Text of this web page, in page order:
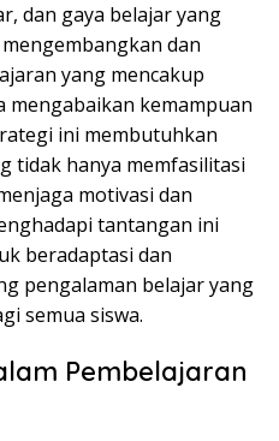
dan gaya belajar yang
dan
yang mencakup
mengabaikan kemampuan
ini membutuhkan
tidak hanya memfasilitasi
motivasi dan
tantangan ini
beradaptasi dan
pengalaman belajar yang
semua siswa.
Pembelajaran